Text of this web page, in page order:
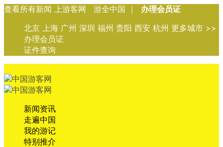
查看所有新闻 上游客网 游全中国 ｜
办理会员证
北京 上海 广州 深圳 福州 贵阳 西安 杭州 更多城市 >>
办理会员证
证件查询
新闻资讯
走遍中国
我的游记
特别推介